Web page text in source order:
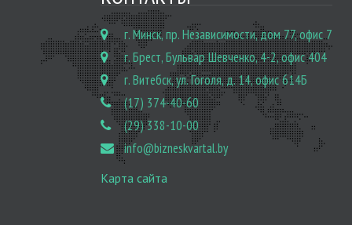
г. Минск, пр. Независимости, дом 77, офис 7
г. Брест, Бульвар Шевченко, 4-2, офис 404
г. Витебск, ул. Гоголя, д. 14, офис 614Б
(17) 374-40-60
(29) 338-10-00
info@bizneskvartal.by
Карта сайта